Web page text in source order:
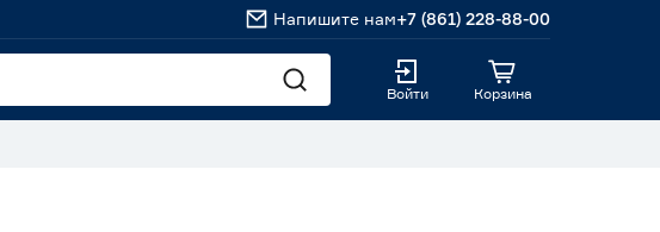
Напишите нам+7 (861) 228-88-00
Войти Корзина